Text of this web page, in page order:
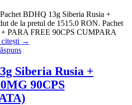
BDHQ 13g Siberia Rusia +
de la pretul de 1515.0 RON. Pachet
PARA FREE 90CPS CUMPARA
→
Siberia Rusia +
90CPS